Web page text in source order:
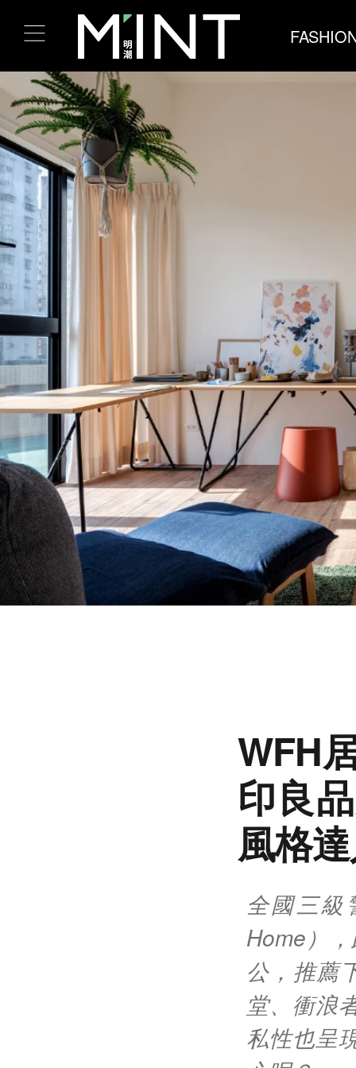
WFH
印良
風格
全國三級
Home）
公，推薦
堂、衝浪
私性也呈